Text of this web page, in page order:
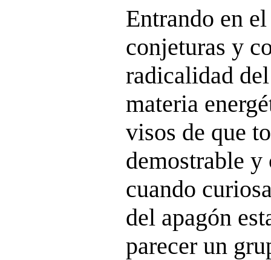
Entrando en
conjeturas y
radicalidad
materia
visos de que
demostrable
cuando
del apagón
parecer un